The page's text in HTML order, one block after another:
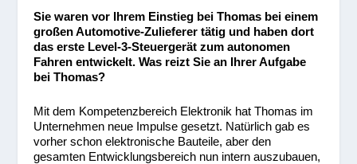
Sie waren vor Ihrem Einstieg bei Thomas bei einem
großen Automotive-Zulieferer tätig und haben dort
das erste Level-3-Steuergerät zum autonomen
Fahren entwickelt. Was reizt Sie an Ihrer Aufgabe
bei Thomas?
Mit dem Kompetenzbereich Elektronik hat Thomas im
Unternehmen neue Impulse gesetzt. Natürlich gab es
vorher schon elektronische Bauteile, aber den
gesamten Entwicklungsbereich nun intern auszubauen,